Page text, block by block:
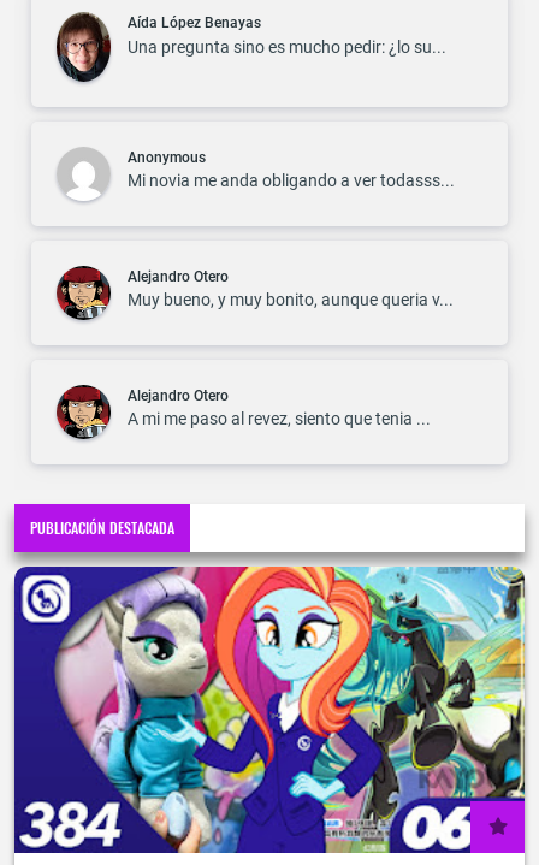
Aída López Benayas
Una pregunta sino es mucho pedir: ¿lo su...
Anonymous
Mi novia me anda obligando a ver todasss...
Alejandro Otero
Muy bueno, y muy bonito, aunque queria v...
Alejandro Otero
A mi me paso al revez, siento que tenia ...
PUBLICACIÓN DESTACADA